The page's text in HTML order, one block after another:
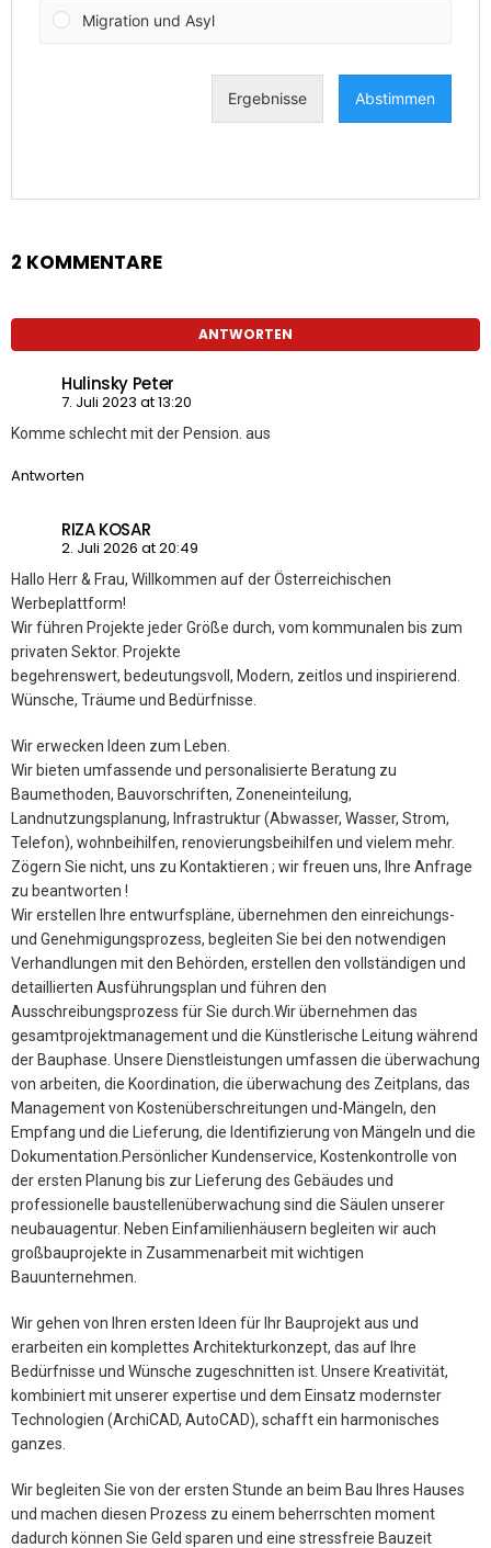
2 KOMMENTARE
ANTWORTEN
Hulinsky Peter
7. Juli 2023 at 13:20
Komme schlecht mit der Pension. aus
Antworten
RIZA KOSAR
2. Juli 2026 at 20:49
Hallo Herr & Frau, Willkommen auf der Österreichischen
Werbeplattform!
Wir führen Projekte jeder Größe durch, vom kommunalen bis zum
privaten Sektor. Projekte
begehrenswert, bedeutungsvoll, Modern, zeitlos und inspirierend.
Wünsche, Träume und Bedürfnisse.
Wir erwecken Ideen zum Leben.
Wir bieten umfassende und personalisierte Beratung zu
Baumethoden, Bauvorschriften, Zoneneinteilung,
Landnutzungsplanung, Infrastruktur (Abwasser, Wasser, Strom,
Telefon), wohnbeihilfen, renovierungsbeihilfen und vielem mehr.
Zögern Sie nicht, uns zu Kontaktieren ; wir freuen uns, Ihre Anfrage
zu beantworten !
Wir erstellen Ihre entwurfspläne, übernehmen den einreichungs-
und Genehmigungsprozess, begleiten Sie bei den notwendigen
Verhandlungen mit den Behörden, erstellen den vollständigen und
detaillierten Ausführungsplan und führen den
Ausschreibungsprozess für Sie durch.Wir übernehmen das
gesamtprojektmanagement und die Künstlerische Leitung während
der Bauphase. Unsere Dienstleistungen umfassen die überwachung
von arbeiten, die Koordination, die überwachung des Zeitplans, das
Management von Kostenüberschreitungen und-Mängeln, den
Empfang und die Lieferung, die Identifizierung von Mängeln und die
Dokumentation.Persönlicher Kundenservice, Kostenkontrolle von
der ersten Planung bis zur Lieferung des Gebäudes und
professionelle baustellenüberwachung sind die Säulen unserer
neubauagentur. Neben Einfamilienhäusern begleiten wir auch
großbauprojekte in Zusammenarbeit mit wichtigen
Bauunternehmen.
Wir gehen von Ihren ersten Ideen für Ihr Bauprojekt aus und
erarbeiten ein komplettes Architekturkonzept, das auf Ihre
Bedürfnisse und Wünsche zugeschnitten ist. Unsere Kreativität,
kombiniert mit unserer expertise und dem Einsatz modernster
Technologien (ArchiCAD, AutoCAD), schafft ein harmonisches
ganzes.
Wir begleiten Sie von der ersten Stunde an beim Bau Ihres Hauses
und machen diesen Prozess zu einem beherrschten moment
dadurch können Sie Geld sparen und eine stressfreie Bauzeit